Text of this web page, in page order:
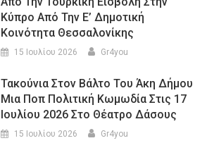
Κύπρο Από Την Ε’ Δημοτική
Κοινότητα Θεσσαλονίκης
15 Ιουλίου 2026 Gr4you
Τακούνια Στον Βάλτο Του Άκη Δήμου
Μια Ποπ Πολιτική Κωμωδία Στις 17
Ιουλίου 2026 Στο Θέατρο Δάσους
15 Ιουλίου 2026 Gr4you